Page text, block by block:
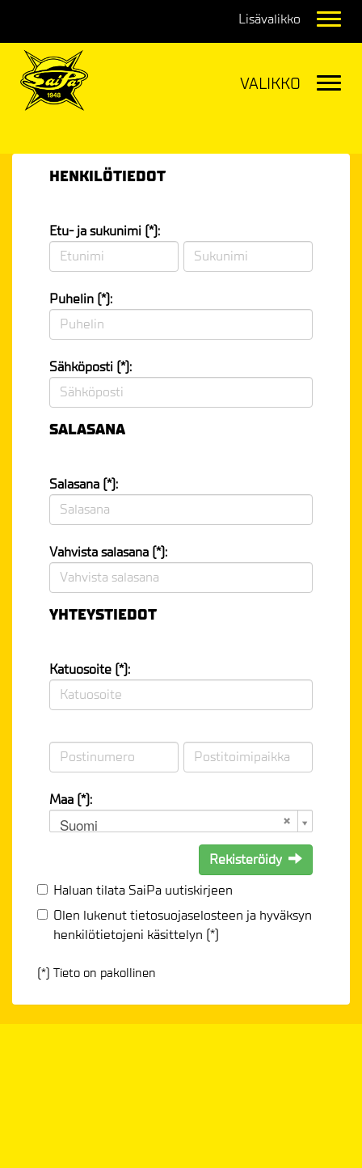
HENKILÖTIEDOT
Etu- ja sukunimi (*):
Puhelin (*):
Sähköposti (*):
SALASANA
Salasana (*):
Vahvista salasana (*):
YHTEYSTIEDOT
Katuosoite (*):
Maa (*):
Suomi
Rekisteröidy
Haluan tilata SaiPa uutiskirjeen
Olen lukenuttietosuojaselosteen ja hyväksyn
henkilötietojeni käsittelyn (*)
(*) Tieto on pakollinen